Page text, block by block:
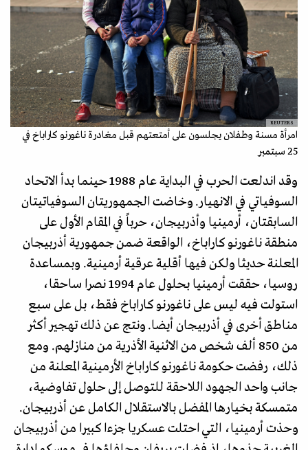
REUTERS
امرأة مسنة وطفلان يجلسون على أمتعتهم قبل مغادرة ناغورنو كاراباخ في
25 سبتمبر
وقد اندلعت الحرب في البداية عام 1988 حينما بدأ الاتحاد
السوفياتي في الانهيار. وخاضت الجمهوريتان السوفياتيتان
السابقتان، أرمينيا وأذربيجان، حرباً في المقام الأول على
منطقة ناغورنو كاراباخ، الواقعة ضمن جمهورية أذربيجان
المعلنة حديثا ولكن فيها أقلية عرقية أرمينية. وبمساعدة
روسيا، حققت أرمينيا بحلول عام 1994 نصرا ساحقا،
استولت فيه ليس على ناغورنو كاراباخ فقط، بل على سبع
مناطق أخرى في أذربيجان أيضا. ونتج عن ذلك تهجير أكثر
من 850 ألف شخص من الاثنية الأذرية من منازلهم. ومع
ذلك، رفضت حكومة ناغورنو كاراباخ الأرمينية المعلنة من
جانب واحد الجهود اللاحقة للتوصل إلى حلول تفاوضية،
متمسكة بخيارها المفضل بالاستقلال الكامل عن أذربيجان.
وحذت أرمينيا، التي احتلت عسكريا جزءا كبيرا من أذربيجان